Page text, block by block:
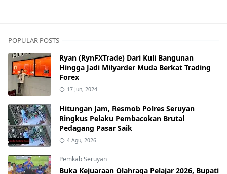
POPULAR POSTS
Ryan (RynFXTrade) Dari Kuli Bangunan
Hingga Jadi Milyarder Muda Berkat Trading
Forex
17 Jun, 2024
Hitungan Jam, Resmob Polres Seruyan
Ringkus Pelaku Pembacokan Brutal
Pedagang Pasar Saik
4 Agu, 2026
Pemkab Seruyan
Buka Kejuaraan Olahraga Pelajar 2026, Bupati